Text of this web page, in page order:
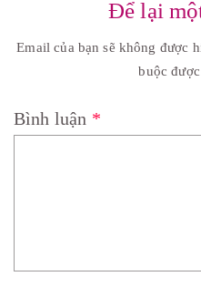
Để lại
Email của bạn sẽ không được
buộc
Bình luận *